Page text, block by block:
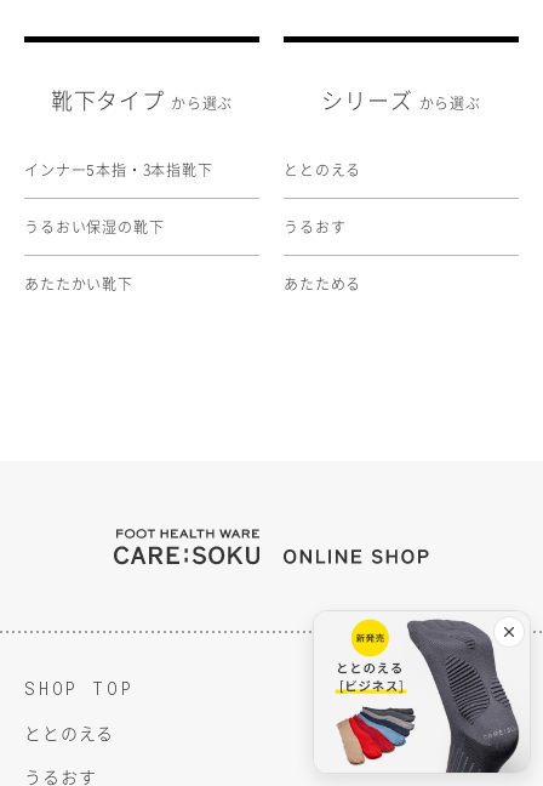
靴下タイプ から選ぶ
インナー5本指・3本指靴下
うるおい保湿の靴下
あたたかい靴下
シリーズ から選ぶ
ととのえる
うるおす
あたためる
FOOT HEALTH WARE
SHOP TOP
ととのえる
うるおす